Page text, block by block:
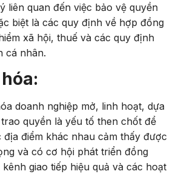
liên quan đến việc bảo vệ quyền
biệt là các quy định về hợp đồng
xã hội, thuế và các quy định
cá nhân.
doanh nghiệp mở, linh hoạt, dựa
quyền là yếu tố then chốt để
điểm khác nhau cảm thấy được
và có cơ hội phát triển đồng
giao tiếp hiệu quả và các hoạt